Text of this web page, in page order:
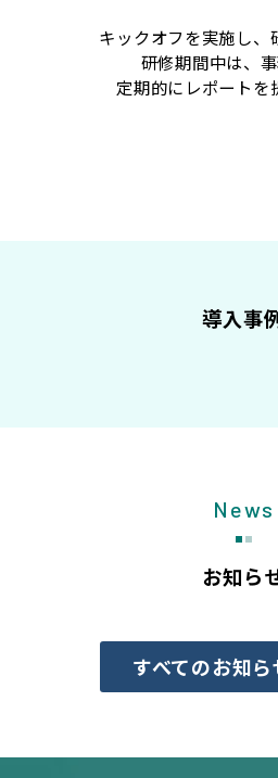
キックオフを実施し、
研修期間中は、
定期的にレポートを
導入事
News
お知ら
すべてのお知